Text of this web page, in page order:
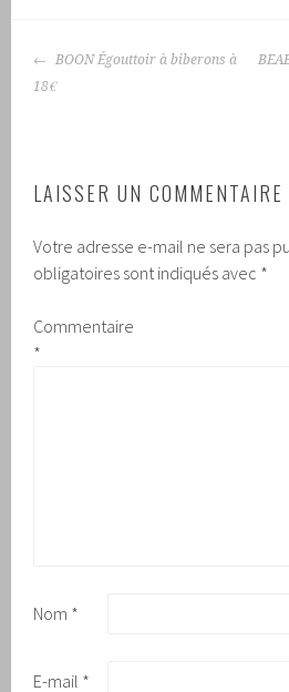
NAVIGATION
DES
BOON Égouttoir à biberons à
18€
LAISSER UN COMMENTAIRE
Votre adresse e-mail ne sera pas
obligatoires sont indiqués avec *
Commentaire
*
Nom *
E-mail *